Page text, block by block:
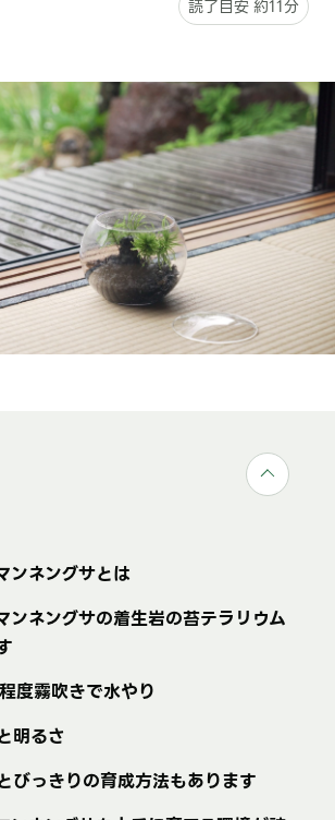
読了目安 約11分
ンネングサとは
ンネングサの着生岩の苔テラリウム
度霧吹きで水やり
明るさ
びっきりの育成方法もあります